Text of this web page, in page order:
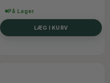
På Lager
LÆG I KURV